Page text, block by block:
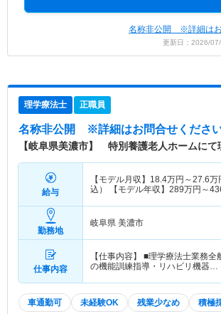
名称非公開 ※詳細は
更新日：2026/
理学療法士 正職員
名称非公開 ※詳細はお問合せくださ
【岐阜県美濃市】 特別養護老人ホームにて
給与
【モデル月収】 18.4万円～27.6万
込） 【モデル年収】 289万円～
勤務地
岐阜県 美濃市
仕事内容
【仕事内容】 ■理学療法士業務
の機能訓練指導・リハビリ機器…
車通勤可 未経験OK 残業少なめ 積極